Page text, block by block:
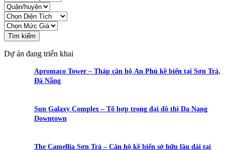
Tìm kiếm
Dự án đang triển khai
Apromaco Tower – Tháp căn hộ An Phú kề biển tại Sơn Trà,
Đà Nẵng
Sun Galaxy Complex – Tổ hợp trong đại đô thị Da Nang
Downtown
The Camellia Sơn Trà – Căn hộ kề biển sở hữu lâu dài tại